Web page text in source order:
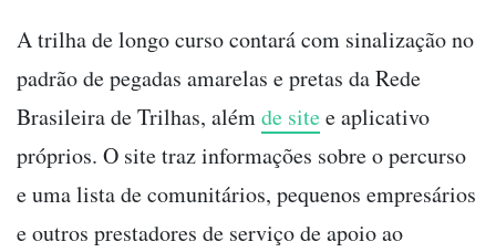
A trilha de longo curso contará com sinalização no
padrão de pegadas amarelas e pretas da Rede
Brasileira de Trilhas, alémde sitee aplicativo
próprios. O site traz informações sobre o percurso
e uma lista de comunitários, pequenos empresários
e outros prestadores de serviço de apoio ao